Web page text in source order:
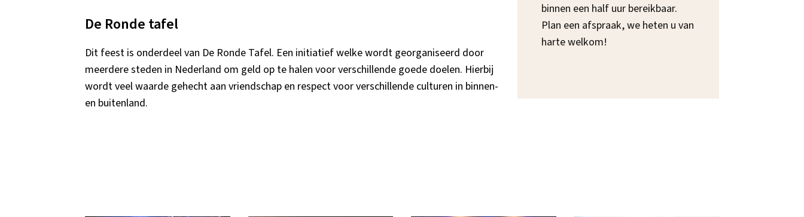
De Ronde tafel
Dit feest is onderdeel van De Ronde Tafel. Een initiatief welke wordt georganiseerd door
meerdere steden in Nederland om geld op te halen voor verschillende goede doelen. Hierbij
wordt veel waarde gehecht aan vriendschap en respect voor verschillende culturen in binnen-
en buitenland.
binnen een half uur bereikbaar.
Plan een afspraak, we heten u van
harte welkom!